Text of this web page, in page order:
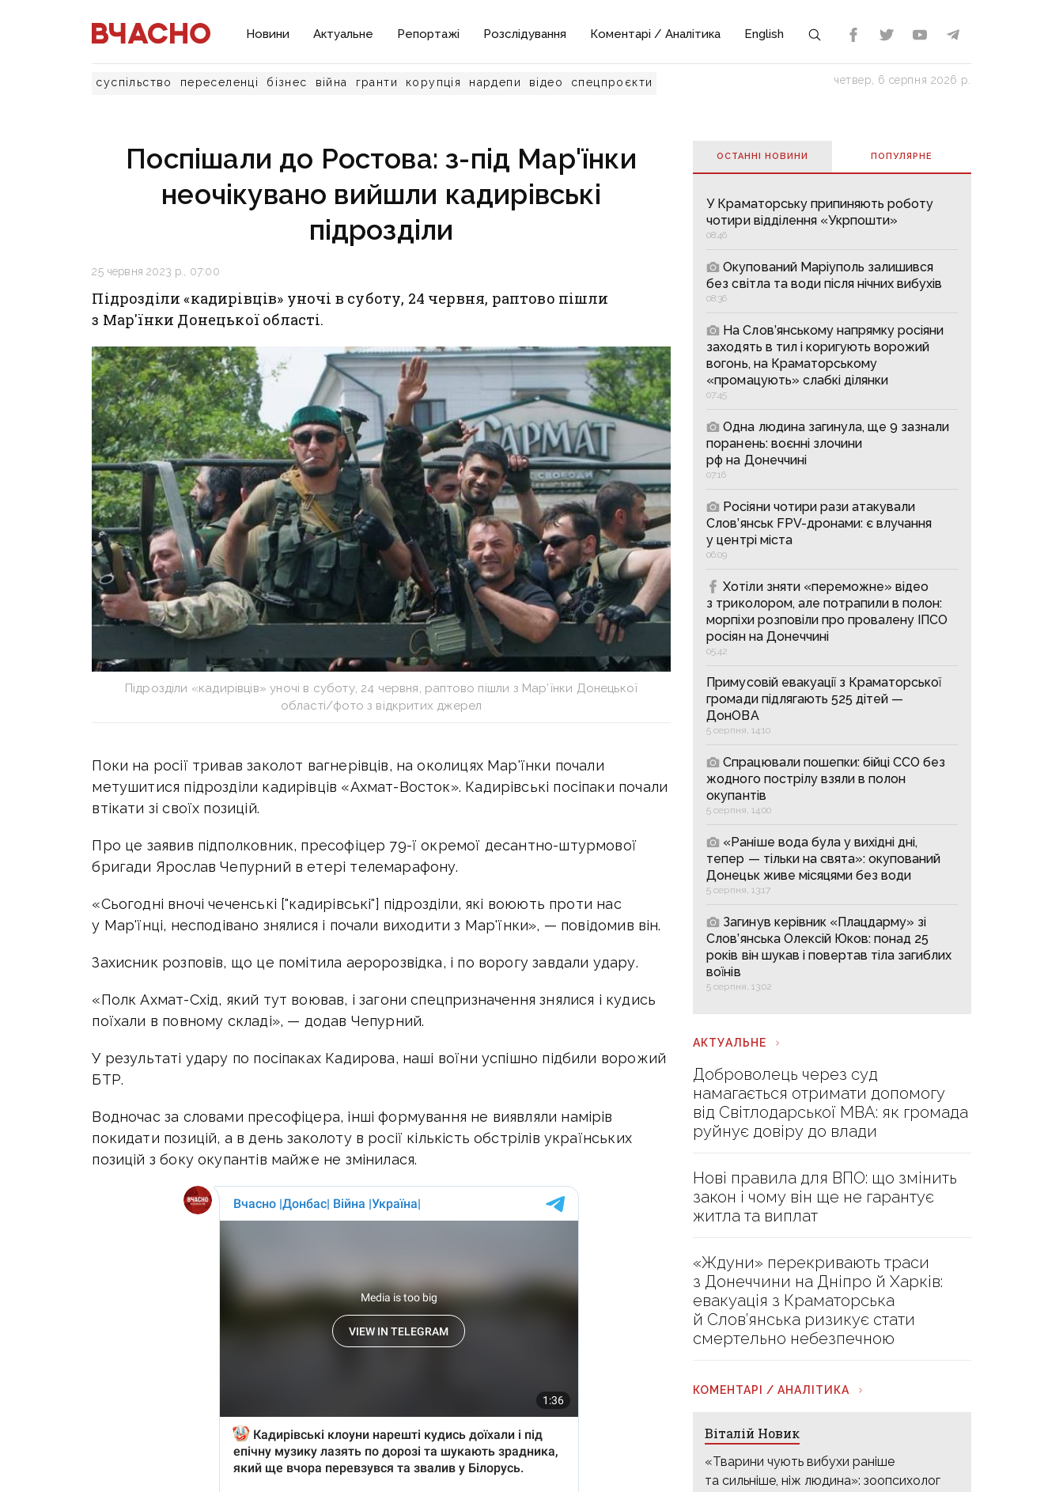
Новини Актуальне Репортажі Розслідування Коментарі / Аналітика English
суспільство переселенці бізнес війна гранти корупція нардепи відео спецпроєкти четвер, 6 серпня 2026 р.
Поспішали до Ростова: з-під Мар'їнки
неочікувано вийшли кадирівські
підрозділи
25 червня 2023 р., 07:00
Підрозділи «кадирівців» уночі в суботу, 24 червня, раптово пішли
з Мар'їнки Донецької області.
Підрозділи «кадирівців» уночі в суботу, 24 червня, раптово пішли з Мар’їнки Донецької
області/фото з відкритих джерел
Поки на росії тривав заколот вагнерівців, на околицях Мар'їнки почали
метушитися підрозділи кадирівців «Ахмат-Восток». Кадирівські посіпаки почали
втікати зі своїх позицій.
Про це заявив підполковник, пресофіцер 79-ї окремої десантно-штурмової
бригади Ярослав Чепурний в етері телемарафону.
«Сьогодні вночі чеченські ["кадирівські"] підрозділи, які воюють проти нас
у Мар'їнці, несподівано знялися і почали виходити з Мар'їнки», — повідомив він.
Захисник розповів, що це помітила аеророзвідка, і по ворогу завдали удару.
«Полк Ахмат-Схід, який тут воював, і загони спецпризначення знялися і кудись
поїхали в повному складі», — додав Чепурний.
У результаті удару по посіпаках Кадирова, наші воїни успішно підбили ворожий
БТР.
Водночас за словами пресофіцера, інші формування не виявляли намірів
покидати позицій, а в день заколоту в росії кількість обстрілів українських
позицій з боку окупантів майже не змінилася.
ОСТАННІ НОВИНИ ПОПУЛЯРНE
У Краматорську припиняють роботу
чотири відділення «Укрпошти»
08:46
Окупований Маріуполь залишився
без світла та води після нічних вибухів
08:36
На Слов’янському напрямку росіяни
заходять в тил і коригують ворожий
вогонь, на Краматорському
«промацують» слабкі ділянки
07:45
Одна людина загинула, ще 9 зазнали
поранень: воєнні злочини
рф на Донеччині
07:16
Росіяни чотири рази атакували
Слов’янськ FPV-дронами: є влучання
у центрі міста
06:09
Хотіли зняти «переможне» відео
з триколором, але потрапили в полон:
морпіхи розповіли про провалену ІПСО
росіян на Донеччині
05:42
Примусовій евакуації з Краматорської
громади підлягають 525 дітей —
ДонОВА
5 серпня, 14:10
Спрацювали пошепки: бійці ССО без
жодного пострілу взяли в полон
окупантів
5 серпня, 14:00
«Раніше вода була у вихідні дні,
тепер — тільки на свята»: окупований
Донецьк живе місяцями без води
5 серпня, 13:17
Загинув керівник «Плацдарму» зі
Слов’янська Олексій Юков: понад 25
років він шукав і повертав тіла загиблих
воїнів
5 серпня, 13:02
АКТУАЛЬНЕ
Доброволець через суд
намагається отримати допомогу
від Світлодарської МВА: як громада
руйнує довіру до влади
Нові правила для ВПО: що змінить
закон і чому він ще не гарантує
житла та виплат
«Ждуни» перекривають траси
з Донеччини на Дніпро й Харків:
евакуація з Краматорська
й Слов’янська ризикує стати
смертельно небезпечною
КОМЕНТАРІ / АНАЛІТИКА
Віталій Новик
«Тварини чують вибухи раніше
та сильніше, ніж людина»: зоопсихолог